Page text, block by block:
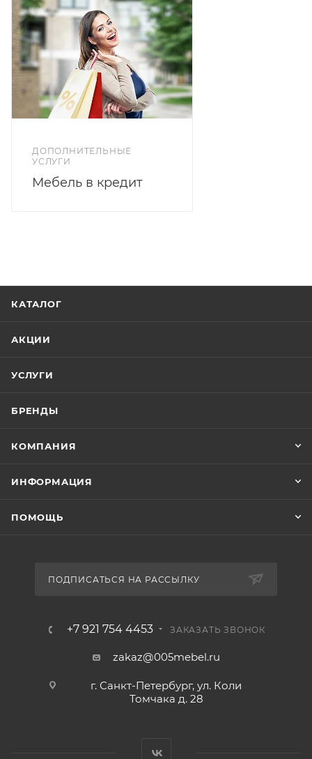
ДОПОЛНИТЕЛЬНЫЕ
УСЛУГИ
Мебель в кредит
КАТАЛОГ
АКЦИИ
УСЛУГИ
БРЕНДЫ
КОМПАНИЯ
ИНФОРМАЦИЯ
ПОМОЩЬ
ПОДПИСАТЬСЯ НА РАССЫЛКУ
+7 921 754 4453 ЗАКАЗАТЬ ЗВОНОК
zakaz@005mebel.ru
г. Санкт-Петербург, ул. Коли
Томчака д. 28